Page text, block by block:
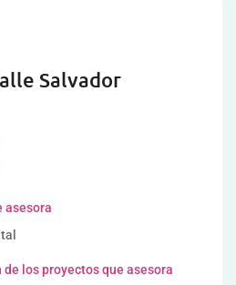
Salvador
asesora
los proyectos que asesora